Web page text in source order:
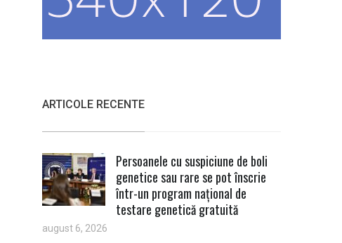
ARTICOLE RECENTE
Persoanele cu suspiciune de boli
genetice sau rare se pot înscrie
într-un program național de
testare genetică gratuită
august 6, 2026